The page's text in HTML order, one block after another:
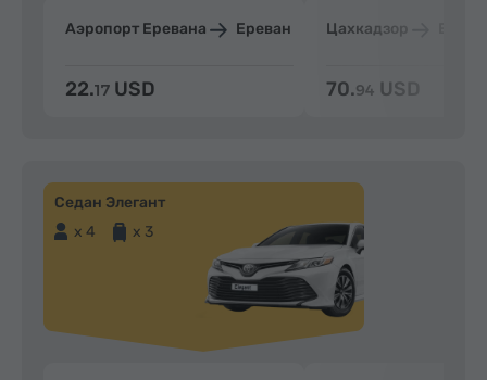
Аэропорт Еревана Ереван
22.17 USD
Цахкадзор
70.94 USD
Седан Элегант
x 4
x 3